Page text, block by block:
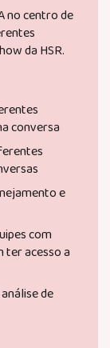
no centro de
da HSR.
conversa
e
com
ter acesso a
de